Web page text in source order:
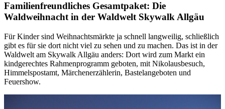
Familienfreundliches Gesamtpaket: Die
Waldweihnacht in der Waldwelt Skywalk Allgäu
Für Kinder sind Weihnachtsmärkte ja schnell langweilig, schließlich
gibt es für sie dort nicht viel zu sehen und zu machen. Das ist in der
Waldwelt am Skywalk Allgäu anders: Dort wird zum Markt ein
kindgerechtes Rahmenprogramm geboten, mit Nikolausbesuch,
Himmelspostamt, Märchenerzählerin, Bastelangeboten und
Feuershow.